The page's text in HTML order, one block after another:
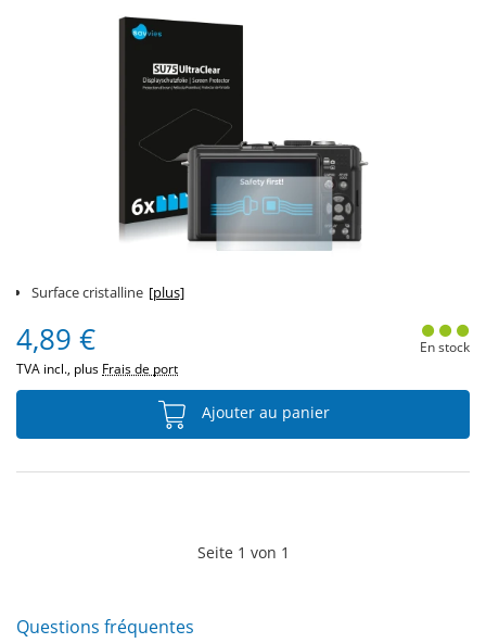
Surface cristalline [plus]
4,89 €
TVA incl., plus Frais de port
En stock
Ajouter au panier
Seite 1 von 1
Questions fréquentes